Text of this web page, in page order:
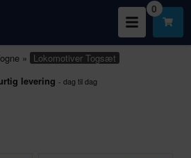
0
» LokomotiverTogsæt
levering - dag til dag